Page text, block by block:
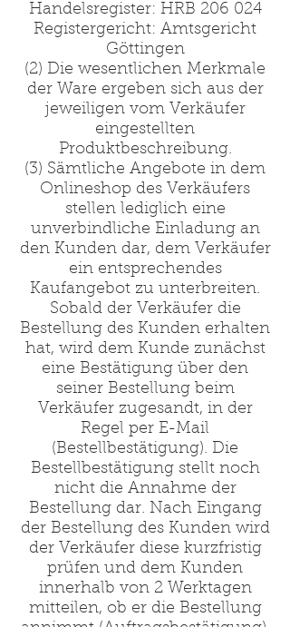
Handelsregister: HRB 206 024
Registergericht: Amtsgericht
Göttingen
(2) Die wesentlichen Merkmale
der Ware ergeben sich aus der
jeweiligen vom Verkäufer
eingestellten
Produktbeschreibung.
(3) Sämtliche Angebote in dem
Onlineshop des Verkäufers
stellen lediglich eine
unverbindliche Einladung an
den Kunden dar, dem Verkäufer
ein entsprechendes
Kaufangebot zu unterbreiten.
Sobald der Verkäufer die
Bestellung des Kunden erhalten
hat, wird dem Kunde zunächst
eine Bestätigung über den
seiner Bestellung beim
Verkäufer zugesandt, in der
Regel per E-Mail
(Bestellbestätigung). Die
Bestellbestätigung stellt noch
nicht die Annahme der
Bestellung dar. Nach Eingang
der Bestellung des Kunden wird
der Verkäufer diese kurzfristig
prüfen und dem Kunden
innerhalb von 2 Werktagen
mitteilen, ob er die Bestellung